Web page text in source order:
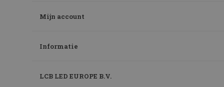
Mijn account
Informatie
LCB LED EUROPE B.V.